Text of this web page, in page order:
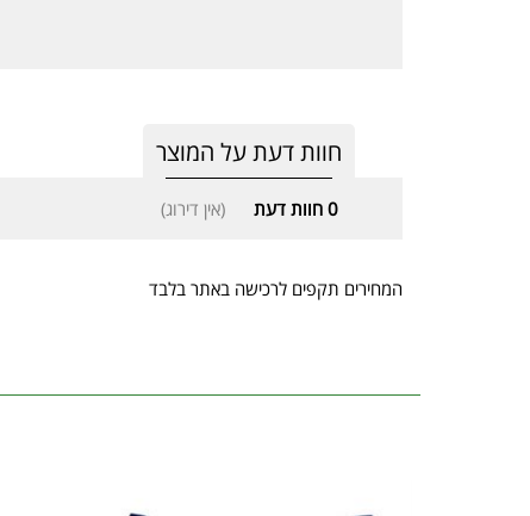
חוות דעת על המוצר
0 חוות דעת (אין דירוג)
המחירים תקפים לרכישה באתר בלבד